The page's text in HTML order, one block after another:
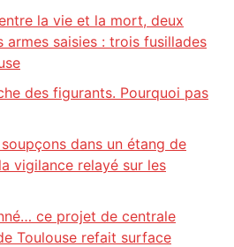
la vie et la mort, deux
armes saisies : trois fusillades
des figurants. Pourquoi pas
dans un étang de
vigilance relayé sur les
ce projet de centrale
Toulouse refait surface